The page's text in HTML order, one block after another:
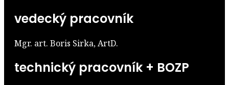
vedecký pracovník
Mgr. art. Boris Sirka, ArtD.
technický pracovník + BOZP